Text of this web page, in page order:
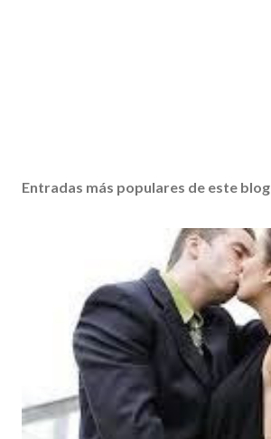
Entradas más populares de este blog